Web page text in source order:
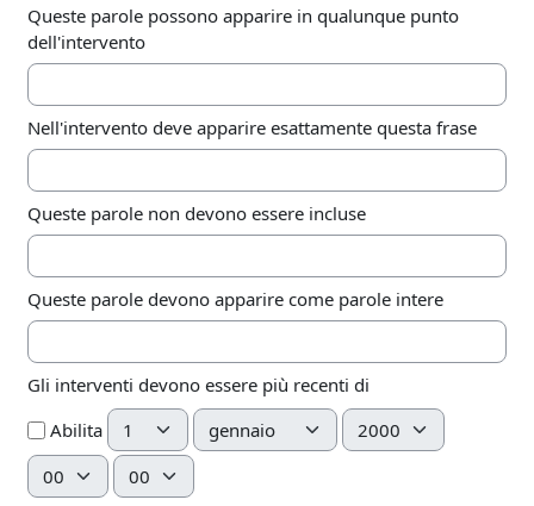
Queste parole possono apparire in qualunque punto
dell'intervento
Nell'intervento deve apparire esattamente questa frase
Queste parole non devono essere incluse
Queste parole devono apparire come parole intere
Gli interventi devono essere più recenti di
Abilita Giorno Mese
Anno
Ora
Minuto